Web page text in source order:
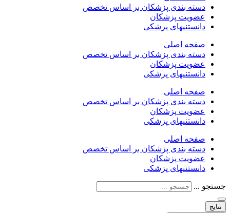
دسته بندی پزشکان بر اساس تخصص
عضویت پزشکان
دانستنیهای پزشکی
صفحه اصلی
دسته بندی پزشکان بر اساس تخصص
عضویت پزشکان
دانستنیهای پزشکی
صفحه اصلی
دسته بندی پزشکان بر اساس تخصص
عضویت پزشکان
دانستنیهای پزشکی
صفحه اصلی
دسته بندی پزشکان بر اساس تخصص
عضویت پزشکان
دانستنیهای پزشکی
جستجو ...
نتایج